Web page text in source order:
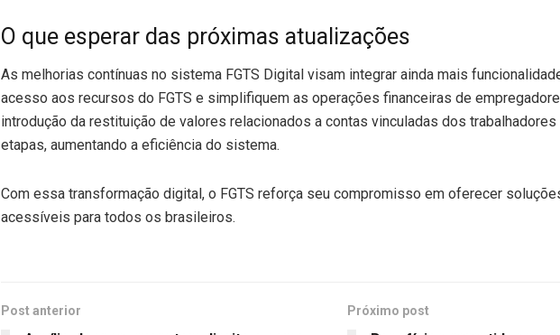
O que esperar das próximas atualizações
As melhorias contínuas no sistema FGTS Digital visam integrar ainda mais
acesso aos recursos do FGTS e simplifiquem as operações financeiras de
introdução da restituição de valores relacionados a contas vinculadas dos
etapas, aumentando a eficiência do sistema.
Com essa transformação digital, o FGTS reforça seu compromisso em oferecer
acessíveis para todos os brasileiros.
Post anterior Próximo post